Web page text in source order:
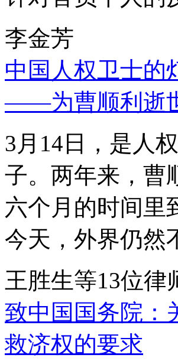
李金芳
中国人权卫士的
——为曹顺利逝
3月14日，是人
子。两年来，曹
六个月的时间里
今天，外界仍然
王胜生等13位律
致中国国务院：
救济权的要求